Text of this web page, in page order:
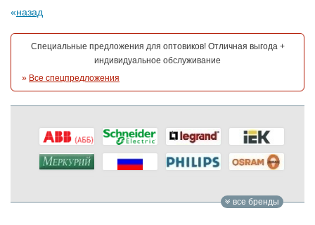
назад
Специальные предложения для оптовиков! Отличная выгода +
индивидуальное обслуживание
» Все спецпредложения
все бренды